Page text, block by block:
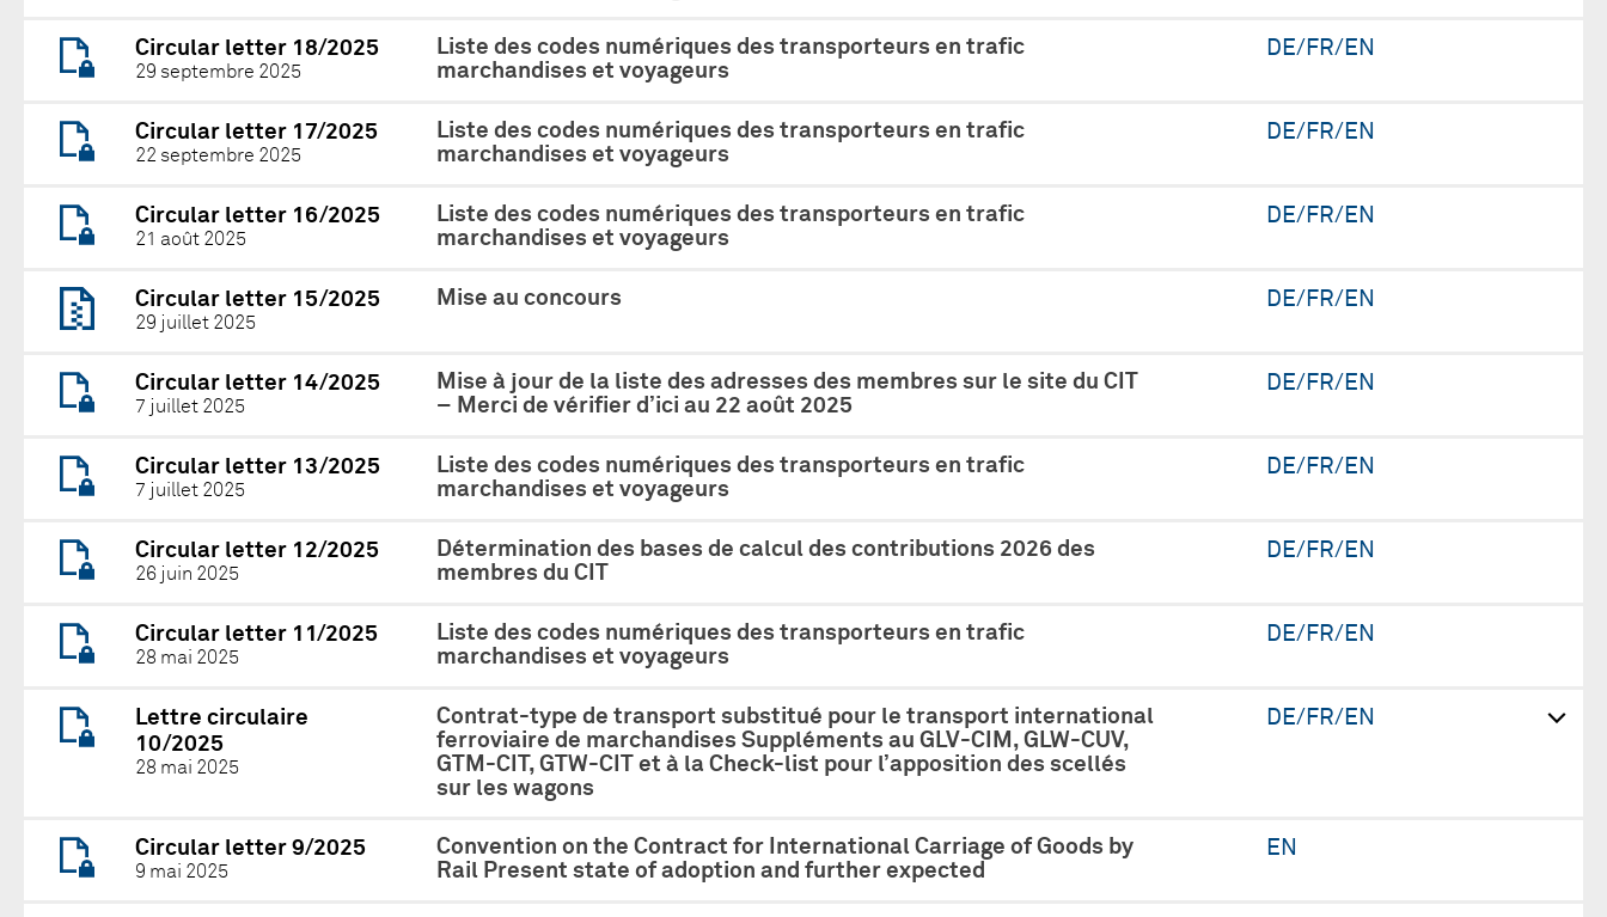
Circular letter 18/2025
29 septembre 2025
Liste des codes numériques des transporteurs en trafic
marchandises et voyageurs
DE/FR/EN
Circular letter 17/2025
22 septembre 2025
Liste des codes numériques des transporteurs en trafic
marchandises et voyageurs
DE/FR/EN
Circular letter 16/2025
21 août 2025
Liste des codes numériques des transporteurs en trafic
marchandises et voyageurs
DE/FR/EN
Circular letter 15/2025
29 juillet 2025
Mise au concours DE/FR/EN
Circular letter 14/2025
7 juillet 2025
Mise à jour de la liste des adresses des membres sur le site du CIT
– Merci de vérifier d’ici au 22 août 2025
DE/FR/EN
Circular letter 13/2025
7 juillet 2025
Liste des codes numériques des transporteurs en trafic
marchandises et voyageurs
DE/FR/EN
Circular letter 12/2025
26 juin 2025
Détermination des bases de calcul des contributions 2026 des
membres du CIT
DE/FR/EN
Circular letter 11/2025
28 mai 2025
Liste des codes numériques des transporteurs en trafic
marchandises et voyageurs
DE/FR/EN
Lettre circulaire
10/2025
28 mai 2025
Contrat-type de transport substitué pour le transport international
ferroviaire de marchandises Suppléments au GLV-CIM, GLW-CUV,
GTM-CIT, GTW-CIT et à la Check-list pour l’apposition des scellés
sur les wagons
DE/FR/EN
Circular letter 9/2025
9 mai 2025
Convention on the Contract for International Carriage of Goods by
Rail Present state of adoption and further expected
EN